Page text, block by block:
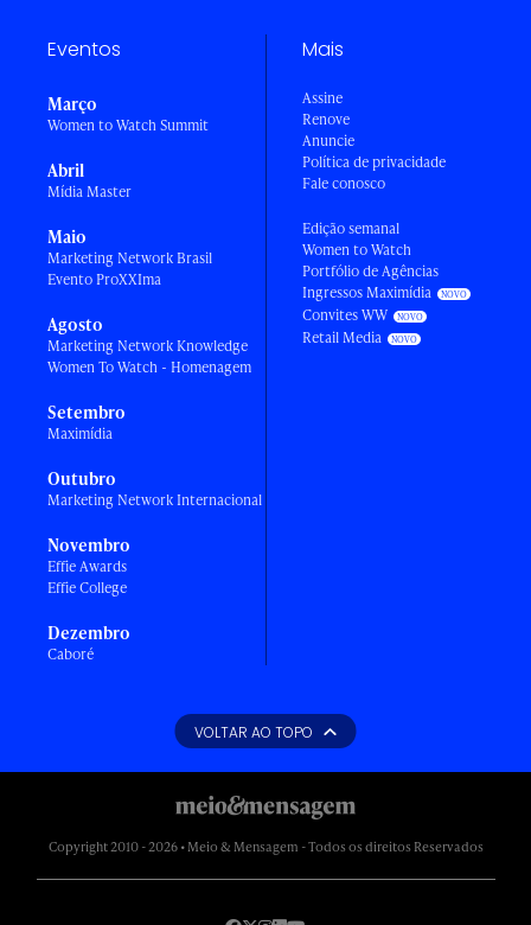
Eventos
Março
Women to Watch Summit
Abril
Mídia Master
Maio
Marketing Network Brasil
Evento ProXXIma
Agosto
Marketing Network Knowledge
Women To Watch - Homenagem
Setembro
Maximídia
Outubro
Marketing Network Internacional
Novembro
Effie Awards
Effie College
Dezembro
Caboré
Mais
Assine
Renove
Anuncie
Política de privacidade
Fale conosco
Edição semanal
Women to Watch
Portfólio de Agências
Ingressos Maximídia
Convites WW
Retail Media
VOLTAR AO TOPO
Copyright 2010 - 2026 • Meio & Mensagem - Todos os direitos Reservados